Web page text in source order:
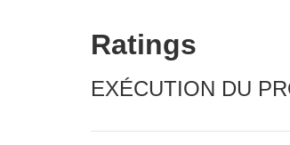
Ratings
EXÉCUTION DU